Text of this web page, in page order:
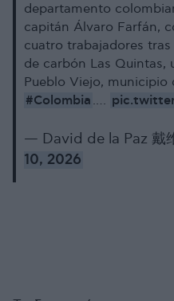
departamento
capitán Álvaro Farfán,
cuatro trabajadores
de carbón Las Quintas,
Pueblo Viejo, municipio
#Colombia .…
— David de la Paz 戴
10, 2026